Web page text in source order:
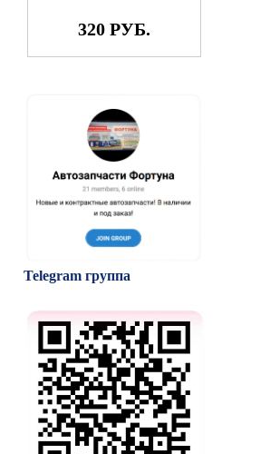
320 РУБ.
Telegram группа